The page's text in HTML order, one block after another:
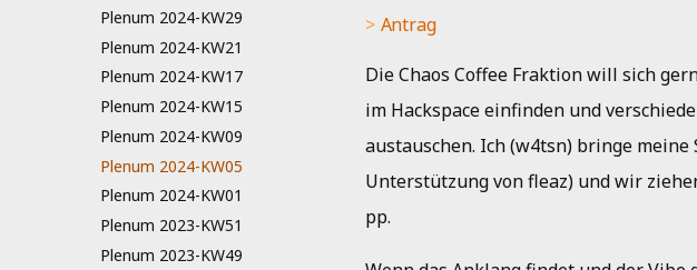
Plenum 2024-KW29
Plenum 2024-KW21
Plenum 2024-KW17
Plenum 2024-KW15
Plenum 2024-KW09
Plenum 2024-KW05
Plenum 2024-KW01
Plenum 2023-KW51
Plenum 2023-KW49
Antrag
Die Chaos Coffee Fraktion will sich
im Hackspace einfinden und
austauschen. Ich (w4tsn) bringe
Unterstützung von fleaz) und wir
pp.